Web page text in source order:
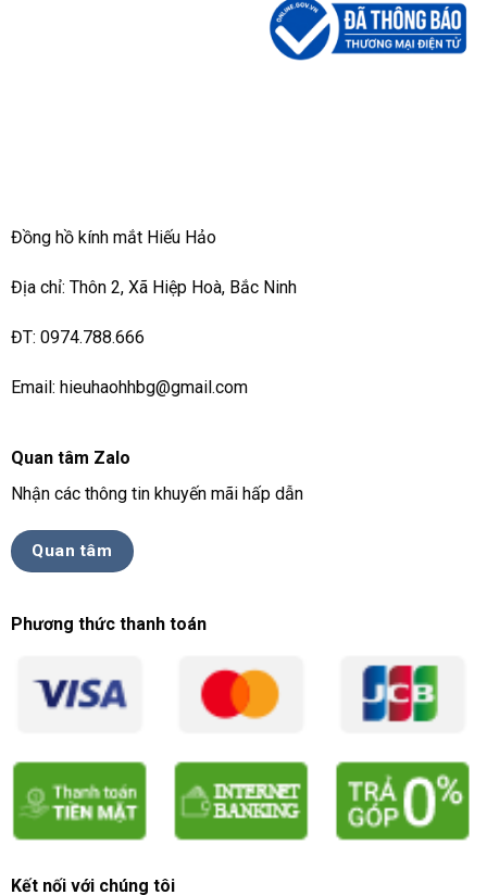
Đồng hồ kính mắt Hiếu Hảo
Địa chỉ: Thôn 2, Xã Hiệp Hoà, Bắc Ninh
ĐT: 0974.788.666
Email: hieuhaohhbg@gmail.com
Quan tâm Zalo
Nhận các thông tin khuyến mãi hấp dẫn
Quan tâm
Phương thức thanh toán
Kết nối với chúng tôi